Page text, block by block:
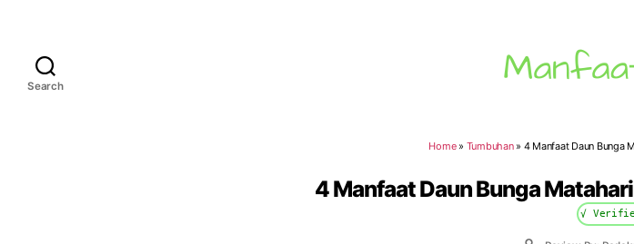
Search
Home» Tumbuhan» 4 Manfaat Daun Bunga
4 Manfaat Daun Bunga
√